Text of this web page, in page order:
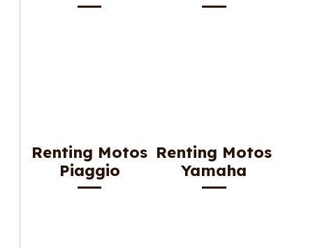
Renting Motos
Piaggio
Renting Motos
Yamaha